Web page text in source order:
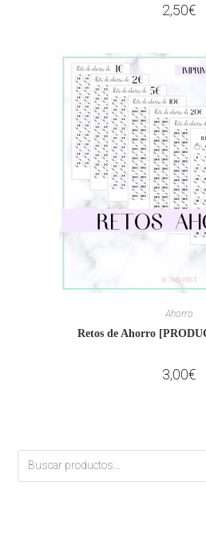
2,50€
Ahorro
Retos de Ahorro
3,00€